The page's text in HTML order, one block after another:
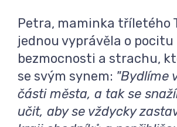
Petra, maminka tříletého
jednou vyprávěla o pocitu
bezmocnosti a strachu,
se svým synem: "Bydlíme
části města, a tak se
učit, aby se vždycky